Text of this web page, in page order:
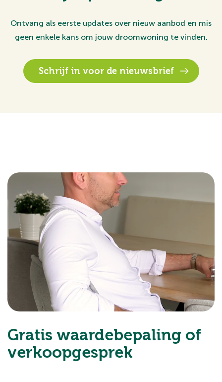
Ontvang als eerste updates over nieuw aanbod en mis
geen enkele kans om jouw droomwoning te vinden.
Schrijf in voor de nieuwsbrief
Gratis waardebepaling of
verkoopgesprek